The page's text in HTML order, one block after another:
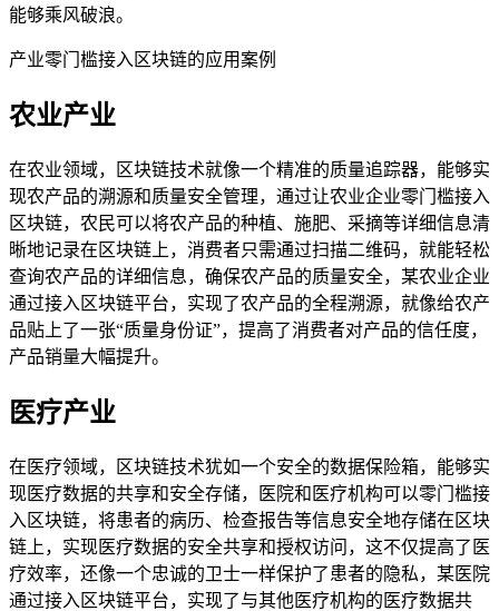
能够乘风破浪。
产业零门槛接入区块链的应用案例
农业产业
在农业领域，区块链技术就像一个精准的质量追踪器，能够实
现农产品的溯源和质量安全管理，通过让农业企业零门槛接入
区块链，农民可以将农产品的种植、施肥、采摘等详细信息清
晰地记录在区块链上，消费者只需通过扫描二维码，就能轻松
查询农产品的详细信息，确保农产品的质量安全，某农业企业
通过接入区块链平台，实现了农产品的全程溯源，就像给农产
品贴上了一张“质量身份证”，提高了消费者对产品的信任度，
产品销量大幅提升。
医疗产业
在医疗领域，区块链技术犹如一个安全的数据保险箱，能够实
现医疗数据的共享和安全存储，医院和医疗机构可以零门槛接
入区块链，将患者的病历、检查报告等信息安全地存储在区块
链上，实现医疗数据的安全共享和授权访问，这不仅提高了医
疗效率，还像一个忠诚的卫士一样保护了患者的隐私，某医院
通过接入区块链平台，实现了与其他医疗机构的医疗数据共